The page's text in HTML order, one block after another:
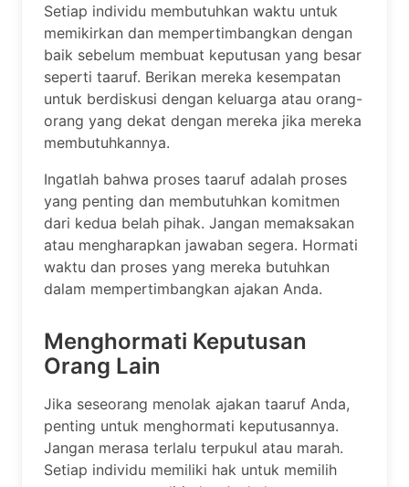
Setiap individu membutuhkan waktu untuk
memikirkan dan mempertimbangkan dengan
baik sebelum membuat keputusan yang besar
seperti taaruf. Berikan mereka kesempatan
untuk berdiskusi dengan keluarga atau orang-
orang yang dekat dengan mereka jika mereka
membutuhkannya.
Ingatlah bahwa proses taaruf adalah proses
yang penting dan membutuhkan komitmen
dari kedua belah pihak. Jangan memaksakan
atau mengharapkan jawaban segera. Hormati
waktu dan proses yang mereka butuhkan
dalam mempertimbangkan ajakan Anda.
Menghormati Keputusan
Orang Lain
Jika seseorang menolak ajakan taaruf Anda,
penting untuk menghormati keputusannya.
Jangan merasa terlalu terpukul atau marah.
Setiap individu memiliki hak untuk memilih